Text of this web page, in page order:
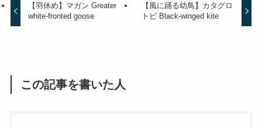
【羽休め】マガン Greater
white-fronted goose
【風に踊る幼鳥】カタグロ
トビ Black-winged kite
この記事を書いた人